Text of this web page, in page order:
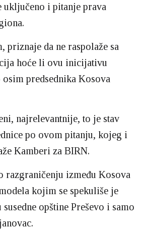
uključeno i pitanje prava
priznaje da ne raspolaže sa
hoće li ovu inicijativu
predsednika Kosova
najrelevantnije, to je stav
po ovom pitanju, kojeg i
Kamberi za BIRN.
razgraničenju između Kosova
kojim se spekuliše je
opštine Preševo i samo